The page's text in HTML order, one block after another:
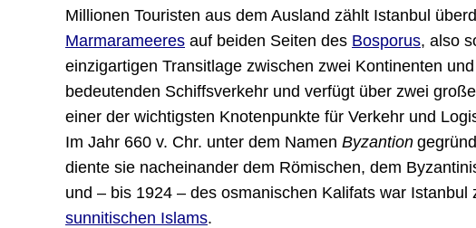
Millionen Touristen aus dem Ausland zählt Istanbul
Marmarameeres auf beiden Seiten des Bosporus, also
einzigartigen Transitlage zwischen zwei Kontinenten
bedeutenden Schiffsverkehr und verfügt über zwei
einer der wichtigsten Knotenpunkte für Verkehr und
Im Jahr 660 v. Chr. unter dem Namen Byzantion
diente sie nacheinander dem Römischen, dem
und – bis 1924 – des osmanischen Kalifats war
sunnitischen Islams.